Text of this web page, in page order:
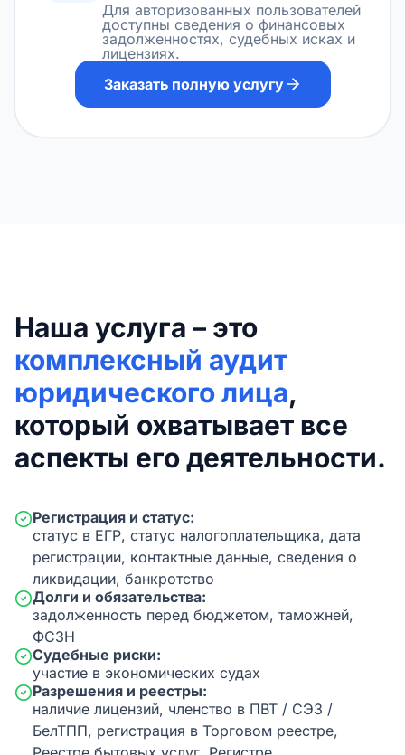
Для авторизованных пользователей
доступны сведения о финансовых
задолженностях, судебных исках и
лицензиях.
Заказать полную услугу
Наша услуга – это
комплексный аудит
юридического лица,
который охватывает все
аспекты его деятельности.
Регистрация и статус:
статус в ЕГР, статус налогоплательщика, дата
регистрации, контактные данные, сведения о
ликвидации, банкротство
Долги и обязательства:
задолженность перед бюджетом, таможней,
ФСЗН
Судебные риски:
участие в экономических судах
Разрешения и реестры:
наличие лицензий, членство в ПВТ / СЭЗ /
БелТПП, регистрация в Торговом реестре,